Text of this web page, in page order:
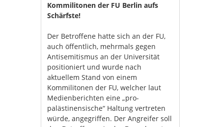
Kommilitonen der FU Berlin aufs
Schärfste!
Der Betroffene hatte sich an der FU,
auch öffentlich, mehrmals gegen
Antisemitismus an der Universität
positioniert und wurde nach
aktuellem Stand von einem
Kommilitonen der FU, welcher laut
Medienberichten eine „pro-
palästinensische“ Haltung vertreten
würde, angegriffen. Der Angreifer soll